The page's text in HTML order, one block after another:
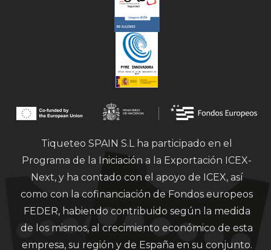
Tiqueteo SPAIN S.L ha participado en el
Programa de la Iniciación a la Exportación ICEX-
Next, y ha contado con el apoyo de ICEX, así
como con la cofinanciación de Fondos europeos
FEDER, habiendo contribuido según la medida
de los mismos, al crecimiento económico de esta
empresa, su región y de España en su conjunto.